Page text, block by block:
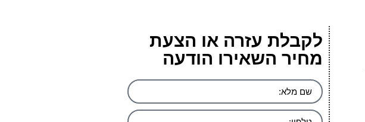
לקבלת עזרה או הצעת
מחיר השאירו הודעה